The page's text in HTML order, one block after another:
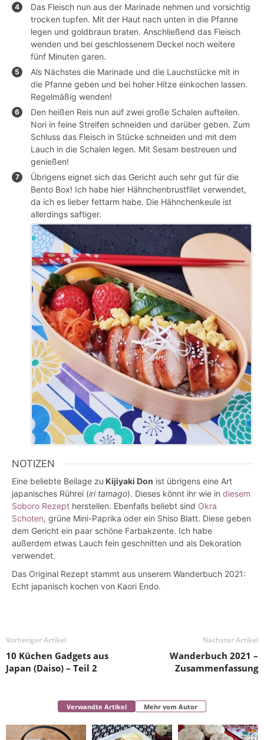
Das Fleisch nun aus der Marinade nehmen und vorsichtig
trocken tupfen. Mit der Haut nach unten in die Pfanne
legen und goldbraun braten. Anschließend das Fleisch
wenden und bei geschlossenem Deckel noch weitere
fünf Minuten garen.
Als Nächstes die Marinade und die Lauchstücke mit in
die Pfanne geben und bei hoher Hitze einkochen lassen.
Regelmäßig wenden!
Den heißen Reis nun auf zwei große Schalen aufteilen.
Nori in feine Streifen schneiden und darüber geben. Zum
Schluss das Fleisch in Stücke schneiden und mit dem
Lauch in die Schalen legen. Mit Sesam bestreuen und
genießen!
Übrigens eignet sich das Gericht auch sehr gut für die
Bento Box! Ich habe hier Hähnchenbrustfilet verwendet,
da ich es lieber fettarm habe. Die Hähnchenkeule ist
allerdings saftiger.
NOTIZEN
Eine beliebte Beilage zu Kijiyaki Don ist übrigens eine Art
japanisches Rührei (iri tamago). Dieses könnt ihr wie in diesem
Soboro Rezept herstellen. Ebenfalls beliebt sind Okra
Schoten, grüne Mini-Paprika oder ein Shiso Blatt. Diese geben
dem Gericht ein paar schöne Farbakzente. Ich habe
außerdem etwas Lauch fein geschnitten und als Dekoration
verwendet.
Das Original Rezept stammt aus unserem Wanderbuch 2021:
Echt japanisch kochen von Kaori Endo.
Vorheriger Artikel
10 Küchen Gadgets aus
Japan (Daiso) – Teil 2
Nächster Artikel
Wanderbuch 2021 –
Zusammenfassung
Verwandte Artikel Mehr vom Autor